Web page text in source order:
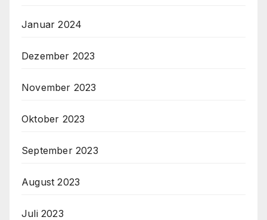
Januar 2024
Dezember 2023
November 2023
Oktober 2023
September 2023
August 2023
Juli 2023